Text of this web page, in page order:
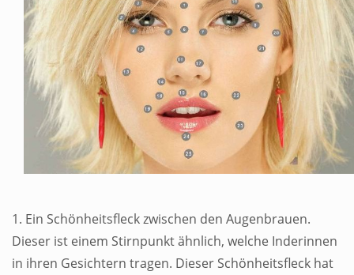
1. Ein Schönheitsfleck zwischen den Augenbrauen.
Dieser ist einem Stirnpunkt ähnlich, welche Inderinnen
in ihren Gesichtern tragen. Dieser Schönheitsfleck hat